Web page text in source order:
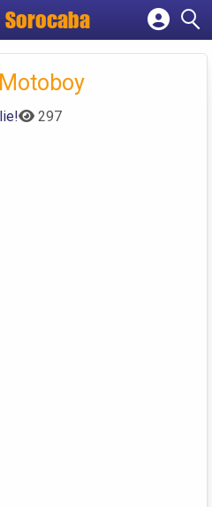
Sorocaba
empresa
Criar conta
297